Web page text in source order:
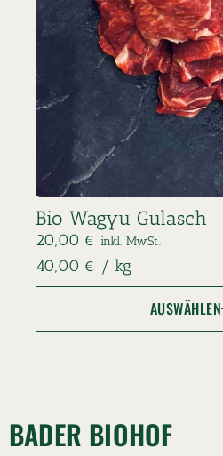
Bio Wagyu Gulasch
20,00 € inkl. MwSt.
40,00 € / kg
AUSWÄHLEN
BADER BIOHOF